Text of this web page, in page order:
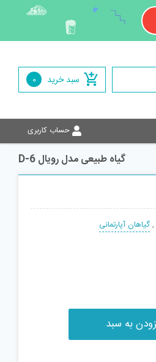
سبد خرید 0
حساب کاربری
گیاه طبیعی مدل رویال D-6
,گیاهان آپارتمانی